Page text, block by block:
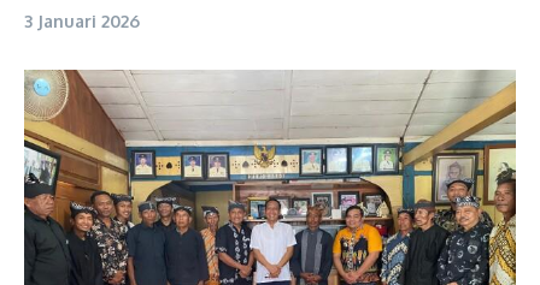
3 Januari 2026